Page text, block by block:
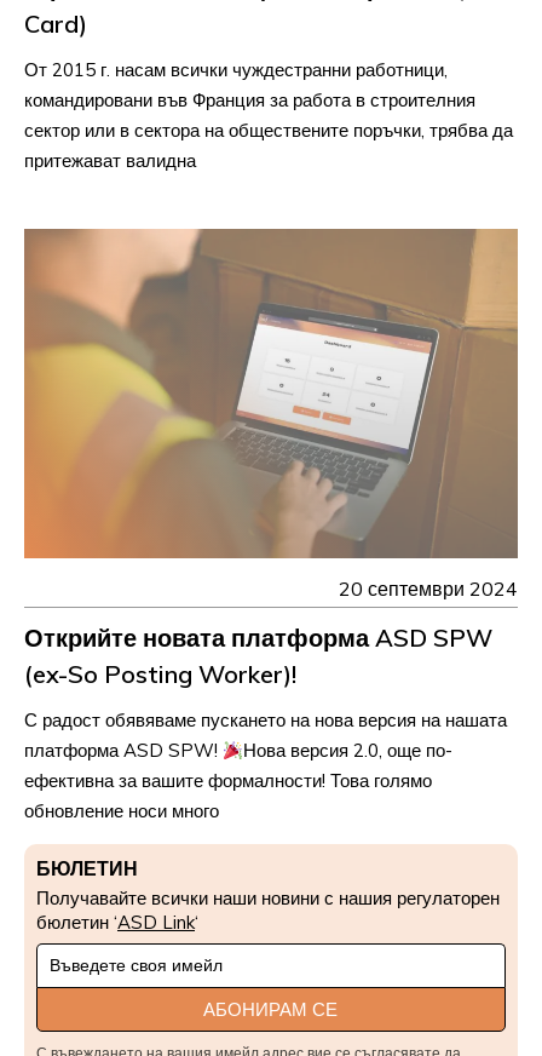
БЮЛЕТИН
Получавайте всички наши новини с нашия регулаторен
бюлетин ‘ASD Link‘
Newsletter
Signup
АБОНИРАМ СЕ
Card)
От 2015 г. насам всички чуждестранни работници,
командировани във Франция за работа в строителния
сектор или в сектора на обществените поръчки, трябва да
притежават валидна
20 септември 2024
Открийте новата платформа ASD SPW
(ex-So Posting Worker)!
С радост обявяваме пускането на нова версия на нашата
платформа ASD SPW!
Нова версия 2.0, още по-
ефективна за вашите формалности! Това голямо
обновление носи много